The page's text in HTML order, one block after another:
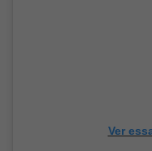
Ver